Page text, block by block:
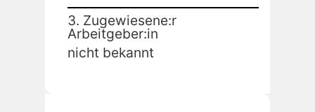
3. Zugewiesene:r
Arbeitgeber:in
nicht bekannt